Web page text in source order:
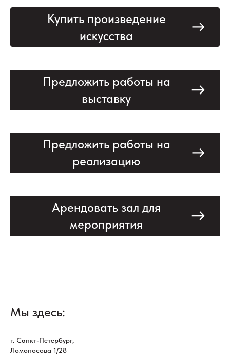
Купить произведение
искусства
Предложить работы на
выставку
Предложить работы на
реализацию
Арендовать зал для
мероприятия
Мы здесь:
г. Санкт-Петербург,
Ломоносова 1/28